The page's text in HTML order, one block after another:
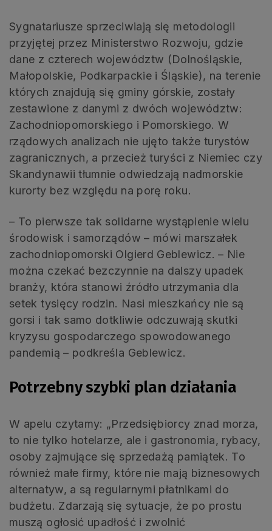
Sygnatariusze sprzeciwiają się metodologii
przyjętej przez Ministerstwo Rozwoju, gdzie
dane z czterech województw (Dolnośląskie,
Małopolskie, Podkarpackie i Śląskie), na terenie
których znajdują się gminy górskie, zostały
zestawione z danymi z dwóch województw:
Zachodniopomorskiego i Pomorskiego. W
rządowych analizach nie ujęto także turystów
zagranicznych, a przecież turyści z Niemiec czy
Skandynawii tłumnie odwiedzają nadmorskie
kurorty bez względu na porę roku.
– To pierwsze tak solidarne wystąpienie wielu
środowisk i samorządów – mówi marszałek
zachodniopomorski Olgierd Geblewicz. – Nie
można czekać bezczynnie na dalszy upadek
branży, która stanowi źródło utrzymania dla
setek tysięcy rodzin. Nasi mieszkańcy nie są
gorsi i tak samo dotkliwie odczuwają skutki
kryzysu gospodarczego spowodowanego
pandemią – podkreśla Geblewicz.
Potrzebny szybki plan działania
W apelu czytamy: „Przedsiębiorcy znad morza,
to nie tylko hotelarze, ale i gastronomia, rybacy,
osoby zajmujące się sprzedażą pamiątek. To
również małe firmy, które nie mają biznesowych
alternatyw, a są regularnymi płatnikami do
budżetu. Zdarzają się sytuacje, że po prostu
muszą ogłosić upadłość i zwolnić